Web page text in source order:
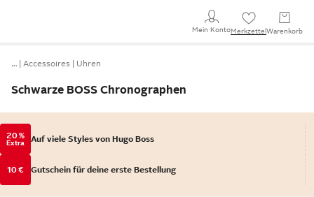
Mein KontoMerkzettel Warenkorb
… Accessoires Uhren
Schwarze BOSS Chronographen
20 %
Extra Auf viele Styles von Hugo Boss
10 € Gutschein für deine erste Bestellung